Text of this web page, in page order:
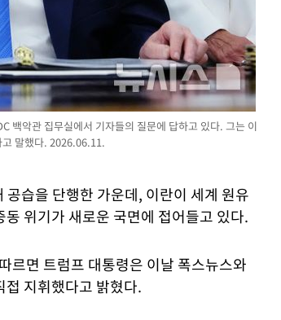
백악관 집무실에서 기자들의 질문에 답하고 있다. 그는 이
고 말했다. 2026.06.11.
습을 단행한 가운데, 이란이 세계 원유
위기가 새로운 국면에 접어들고 있다.
르면 트럼프 대통령은 이날 폭스뉴스와
지휘했다고 밝혔다.